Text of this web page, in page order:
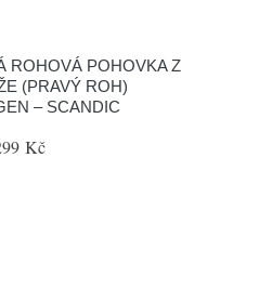
ROHOVÁ POHOVKA Z
(PRAVÝ ROH)
– SCANDIC
Kč